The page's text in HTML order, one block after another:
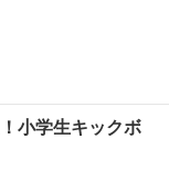
小学生キックボ